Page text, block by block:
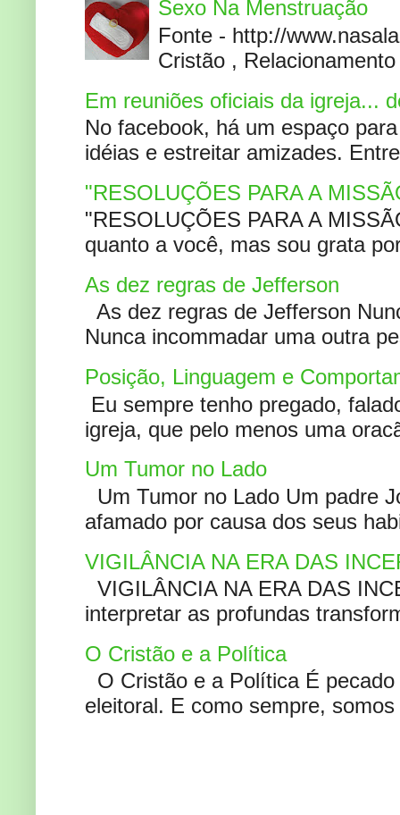
Sexo Na Menstruação
Fonte - http://
Cristão ,
Em reuniões oficiais da igreja...
No facebook, há um espaço
idéias e estreitar amizades.
"RESOLUÇÕES PARA A
"RESOLUÇÕES PARA A
quanto a você, mas sou grata
As dez regras de Jefferson
As dez regras de Jefferson
Nunca incommadar uma outra
Posição, Linguagem e
Eu sempre tenho pregado,
igreja, que pelo menos uma
Um Tumor no Lado
Um Tumor no Lado Um padre
afamado por causa dos seus
VIGILÂNCIA NA ERA DAS
VIGILÂNCIA NA ERA DAS
interpretar as profundas
O Cristão e a Política
O Cristão e a Política É
eleitoral. E como sempre,